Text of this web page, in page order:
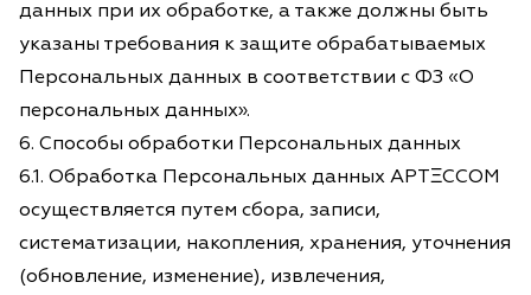
данных при их обработке, а также должны быть
указаны требования к защите обрабатываемых
Персональных данных в соответствии с ФЗ «О
персональных данных».
6. Способы обработки Персональных данных
6.1. Обработка Персональных данных АРТΞССОМ
осуществляется путем сбора, записи,
систематизации, накопления, хранения, уточнения
(обновление, изменение), извлечения,